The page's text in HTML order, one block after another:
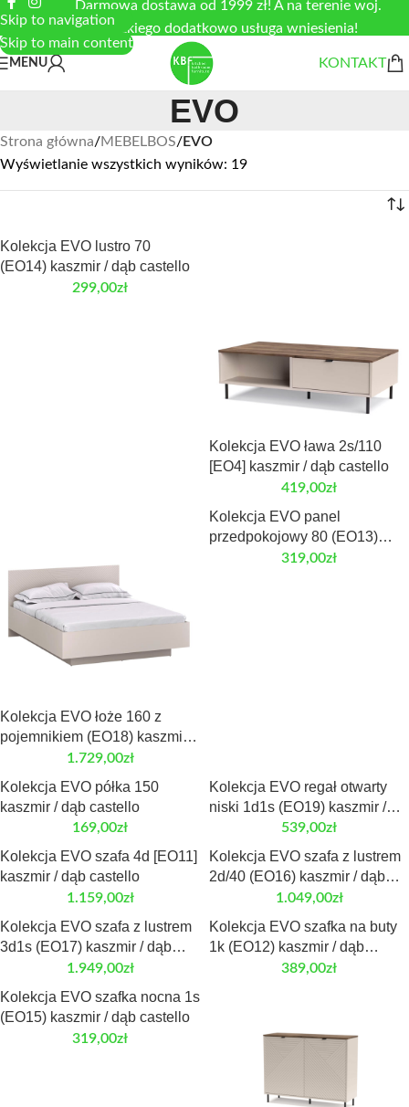
Skip to navigation
Skip to main content
Darmowa dostawa od 1999 zł! A na terenie woj.
łódzkiego dodatkowo usługa wniesienia!
MENU KONTAKT
EVO
Strona główna/MEBELBOS/EVO
Wyświetlanie wszystkich wyników: 19
Kolekcja EVO lustro 70
(EO14) kaszmir / dąb castello
299,00zł
Kolekcja EVO ława 2s/110
[EO4] kaszmir / dąb castello
419,00zł
Kolekcja EVO łoże 160 z
pojemnikiem (EO18) kaszmir /
dąb castello1.729,00zł
Kolekcja EVO panel
przedpokojowy 80 (EO13)
kaszmir / dąb castello
319,00zł
Kolekcja EVO półka 150
kaszmir / dąb castello
169,00zł
Kolekcja EVO regał otwarty
niski 1d1s (EO19) kaszmir /
dąb castello539,00zł
Kolekcja EVO szafa 4d [EO11]
kaszmir / dąb castello
1.159,00zł
Kolekcja EVO szafa z lustrem
2d/40 (EO16) kaszmir / dąb
1.049,00zł
Kolekcja EVO szafa z lustrem
3d1s (EO17) kaszmir / dąb
1.949,00zł
Kolekcja EVO szafka na buty
1k (EO12) kaszmir / dąb
389,00zł
Kolekcja EVO szafka nocna 1s
(EO15) kaszmir / dąb castello
319,00zł